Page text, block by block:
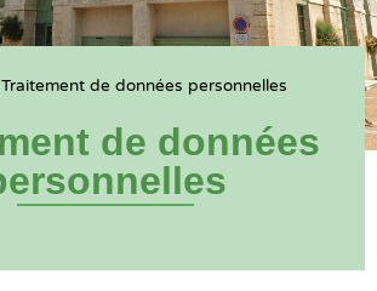
Traitement de données personnelles
de données